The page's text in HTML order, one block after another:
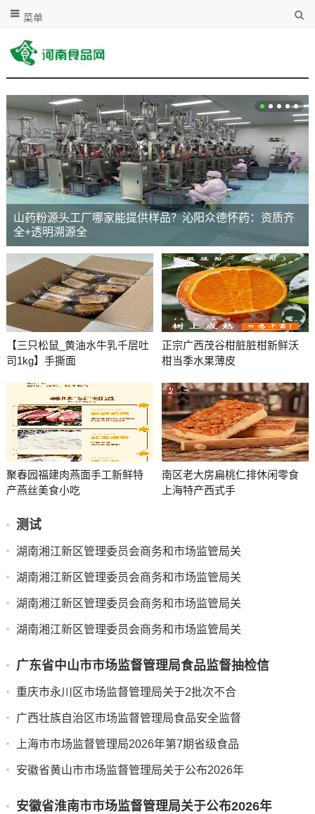
菜单
山药粉源头工厂哪家能提供样品？沁阳众德怀药：资质齐
全+透明溯源全
【三只松鼠_黄油水牛乳千层吐
司1kg】手撕面
正宗广西茂谷柑脏脏柑新鲜沃
柑当季水果薄皮
聚春园福建肉燕面手工新鲜特
产燕丝美食小吃
南区老大房扁桃仁排休闲零食
上海特产西式手
测试
湖南湘江新区管理委员会商务和市场监管局关
湖南湘江新区管理委员会商务和市场监管局关
湖南湘江新区管理委员会商务和市场监管局关
湖南湘江新区管理委员会商务和市场监管局关
广东省中山市市场监督管理局食品监督抽检信
重庆市永川区市场监督管理局关于2批次不合
广西壮族自治区市场监督管理局食品安全监督
上海市市场监督管理局2026年第7期省级食品
安徽省黄山市市场监督管理局关于公布2026年
安徽省淮南市市场监督管理局关于公布2026年